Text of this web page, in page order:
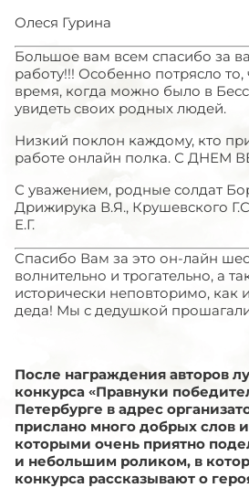
Олеся Гурина
Большое вам всем спасибо за
работу!!! Особенно потрясло
время, когда можно было в
увидеть своих родных людей.
Низкий поклон каждому, кто
работе онлайн полка. С
С уважением, родные солдат
Дрижирука В.Я., Крушевского
Е.Г.
Спасибо Вам за это он-лайн
волнительно и трогательно, а
исторически неповторимо, как
деда! Мы с дедушкой
После награждения авторов
конкурса «Правнуки
Петербурге в адрес
прислано много добрых слов
которыми очень приятно
и небольшим роликом, в
конкурса рассказывают о